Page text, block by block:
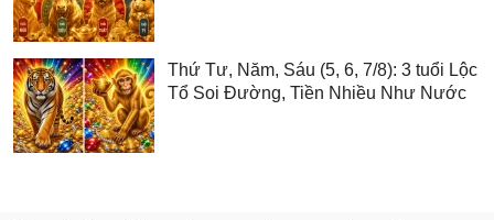
Thứ Tư, Năm, Sáu (5, 6, 7/8): 3 tuổi Lộc
Tổ Soi Đường, Tiền Nhiều Như Nước